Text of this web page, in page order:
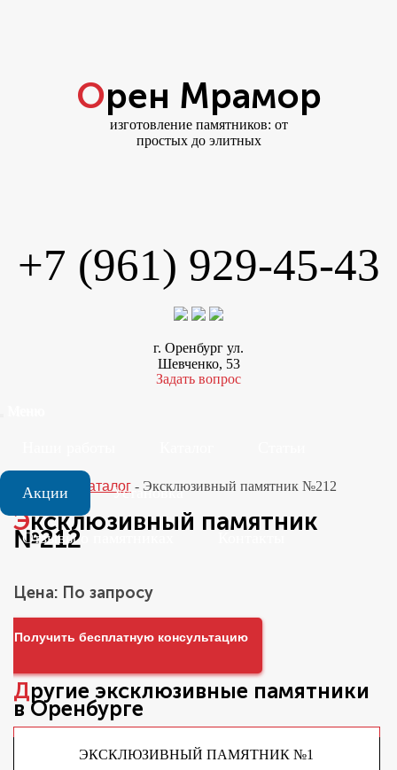
Орен Мрамор
изготовление памятников: от
простых до элитных
+7 (961) 929-45-43
г. Оренбург ул.
Шевченко, 53
Задать вопрос
Акции Установка
Отзывы о памятниках
Главная Каталог - Эксклюзивный памятник №212
Эксклюзивный памятник
№212
Цена: По запросу
Получить бесплатную консультацию
Другие эксклюзивные памятники
в Оренбурге
ЭКСКЛЮЗИВНЫЙ ПАМЯТНИК №1